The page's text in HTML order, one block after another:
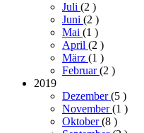
Juli (2 )
Juni (2 )
Mai (1 )
April (2 )
März (1 )
Februar(2 )
2019
Dezember(5 )
November(1 )
Oktober(8 )